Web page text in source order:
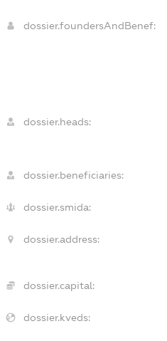
dossier.foundersAndBenef:
dossier.heads:
dossier.beneficiaries:
dossier.smida:
dossier.address:
dossier.capital:
dossier.kveds: